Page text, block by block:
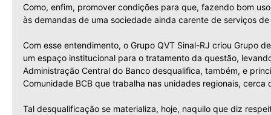
Como, enfim, promover condições para que, fazendo bom
às demandas de uma sociedade ainda carente de serviços
Com esse entendimento, o Grupo QVT Sinal-RJ criou Grupo
um espaço institucional para o tratamento da questão,
Administração Central do Banco desqualifica, também, e
Comunidade BCB que trabalha nas unidades regionais, cerca
Tal desqualificação se materializa, hoje, naquilo que diz